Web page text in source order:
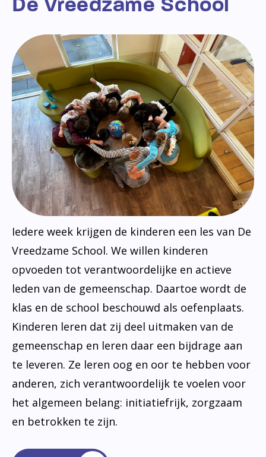
Iedere week krijgen de kinderen een les van De
Vreedzame School. We willen kinderen
opvoeden tot verantwoordelijke en actieve
leden van de gemeenschap. Daartoe wordt de
klas en de school beschouwd als oefenplaats.
Kinderen leren dat zij deel uitmaken van de
gemeenschap en leren daar een bijdrage aan
te leveren. Ze leren oog en oor te hebben voor
anderen, zich verantwoordelijk te voelen voor
het algemeen belang: initiatiefrijk, zorgzaam
en betrokken te zijn.